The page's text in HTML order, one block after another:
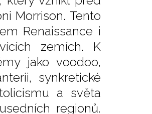
Morrison. Tento
Renaissance i
zemích. K
jako voodoo,
synkretické
a světa
regionů.